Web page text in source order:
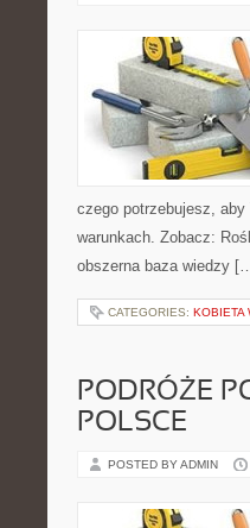
czego potrzebujesz, aby
warunkach. Zobacz:
obszerna baza wiedzy
CATEGORIES: KOBIETA
PODRÓŻE
POLSCE
POSTED BY ADMIN